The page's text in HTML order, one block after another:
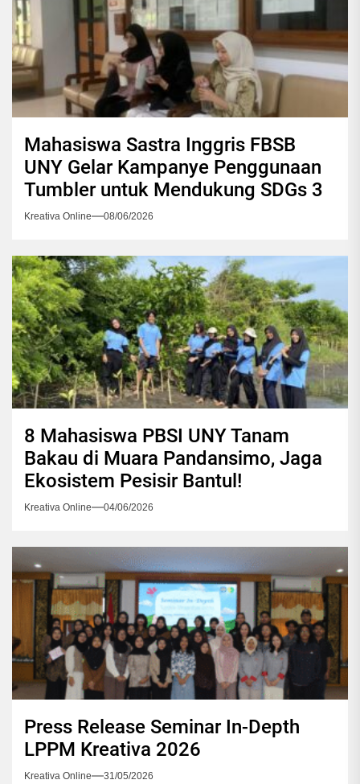
Mahasiswa Sastra Inggris FBSB
UNY Gelar Kampanye Penggunaan
Tumbler untuk Mendukung SDGs 3
Kreativa Online 08/06/2026
8 Mahasiswa PBSI UNY Tanam
Bakau di Muara Pandansimo, Jaga
Ekosistem Pesisir Bantul!
Kreativa Online 04/06/2026
Press Release Seminar In-Depth
LPPM Kreativa 2026
Kreativa Online 31/05/2026